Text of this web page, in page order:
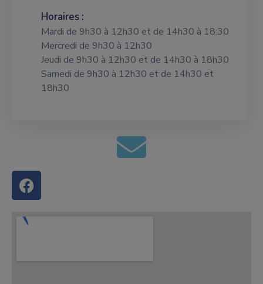
Horaires :
Mardi de 9h30 à 12h30 et de 14h30 à 18:30
Mercredi de 9h30 à 12h30
Jeudi de 9h30 à 12h30 et de 14h30 à 18h30
Samedi de 9h30 à 12h30 et de 14h30 et
18h30